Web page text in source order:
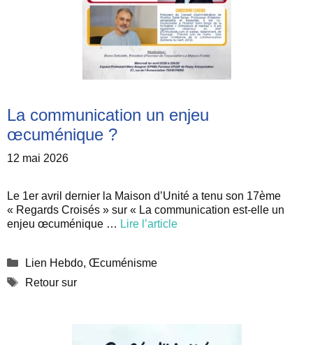
La communication un enjeu
œcuménique ?
12 mai 2026
Le 1er avril dernier la Maison d’Unité a tenu son 17ème
« Regards Croisés » sur « La communication est-elle un
enjeu œcuménique … Lire l’article
Catégories
Lien Hebdo, Œcuménisme
Étiquettes
Retour sur